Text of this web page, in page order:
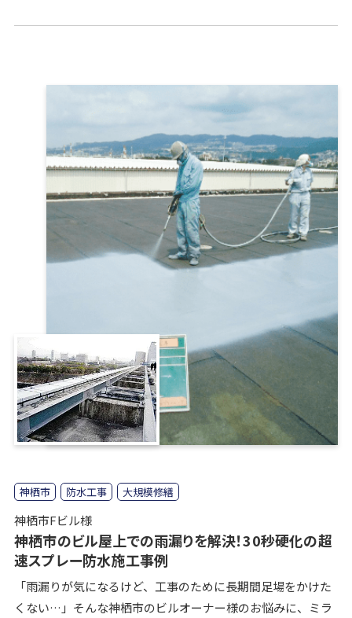
神栖市 防水工事 大規模修繕
神栖市Fビル様
神栖市のビル屋上での雨漏りを解決！30秒硬化の超
速スプレー防水施工事例
「雨漏りが気になるけど、工事のために長期間足場をかけた
くない…」そんな神栖市のビルオーナー様のお悩みに、ミラ